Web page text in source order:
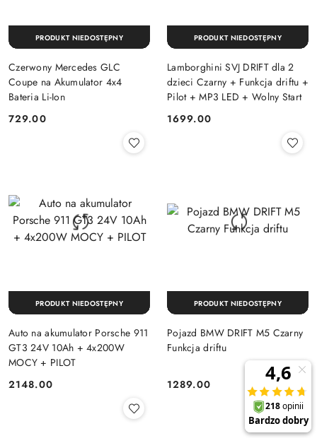
Czerwony Mercedes GLC
Coupe na Akumulator 4x4
Bateria Li-Ion
Cena:
729.00
PRODUKT NIEDOSTĘPNY
Lamborghini SVJ DRIFT dla 2
dzieci Czarny + Funkcja driftu +
Pilot + MP3 LED + Wolny Start
Cena:
1699.00
PRODUKT NIEDOSTĘPNY
Auto na akumulator Porsche 911
GT3 24V 10Ah + 4x200W
MOCY + PILOT
Cena:
2148.00
PRODUKT NIEDOSTĘPNY
Pojazd BMW DRIFT M5 Czarny
Funkcja driftu
Cena:
1289.00
PRODUKT NIEDOSTĘPNY